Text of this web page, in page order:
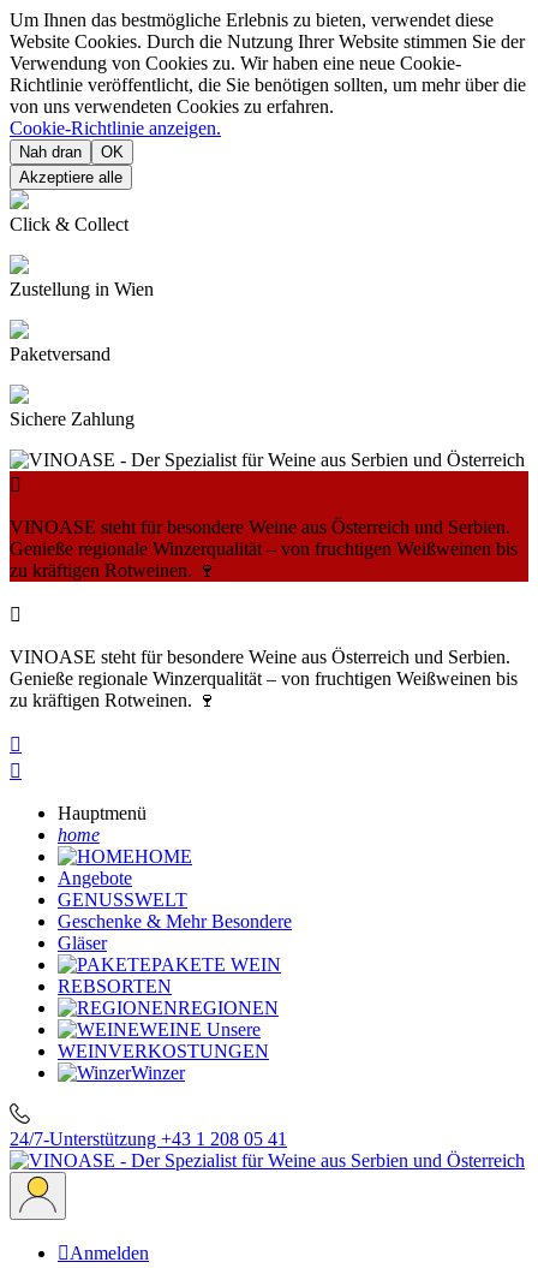
Um Ihnen das bestmögliche Erlebnis zu bieten, verwendet diese
Website Cookies. Durch die Nutzung Ihrer Website stimmen Sie der
Verwendung von Cookies zu. Wir haben eine neue Cookie-
Richtlinie veröffentlicht, die Sie benötigen sollten, um mehr über die
von uns verwendeten Cookies zu erfahren.
Cookie-Richtlinie anzeigen.
Nah dran
OK
Akzeptiere alle
Click & Collect
Zustellung in Wien
Paketversand
Sichere Zahlung

VINOASE steht für besondere Weine aus Österreich und Serbien.
Genieße regionale Winzerqualität – von fruchtigen Weißweinen bis
zu kräftigen Rotweinen. 🍷

VINOASE steht für besondere Weine aus Österreich und Serbien.
Genieße regionale Winzerqualität – von fruchtigen Weißweinen bis
zu kräftigen Rotweinen. 🍷


Hauptmenü
home
HOME
Angebote
GENUSSWELT
Geschenke & MehrBesondere
Gläser
PAKETE WEIN
REBSORTEN
REGIONEN
WEINE Unsere
WEINVERKOSTUNGEN
Winzer
24/7-Unterstützung +43 1 208 05 41
Anmelden